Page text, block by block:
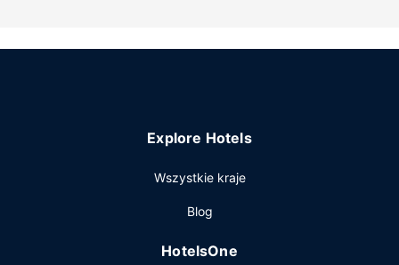
udogodnienia jak bezpłatny bezprzewodowy dostęp do
w obiekcie takim jak hotel's lub zostań w pokoju i
napoje znajdziesz w jednym z lokali: bar plażowy, 6
formie bufetu jest podawane codziennie od 7:30 do 11 za
Explore Hotels
Wszystkie kraje
Blog
HotelsOne